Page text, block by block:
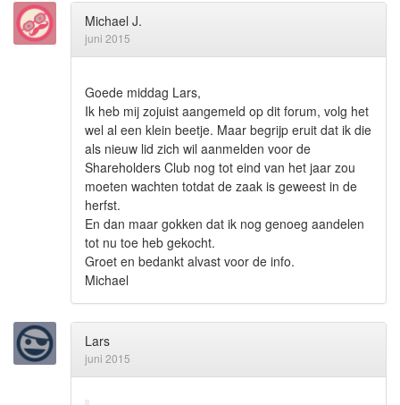
Michael J.
juni 2015
Goede middag Lars,
Ik heb mij zojuist aangemeld op dit forum, volg het
wel al een klein beetje. Maar begrijp eruit dat ik die
als nieuw lid zich wil aanmelden voor de
Shareholders Club nog tot eind van het jaar zou
moeten wachten totdat de zaak is geweest in de
herfst.
En dan maar gokken dat ik nog genoeg aandelen
tot nu toe heb gekocht.
Groet en bedankt alvast voor de info.
Michael
Lars
juni 2015